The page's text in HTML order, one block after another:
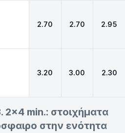
2.70 2.70 2.95
3.20 3.00 2.30
2x4 min.: στοιχήματα
στην ενότητα